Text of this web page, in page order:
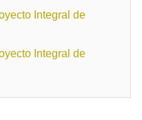
Integral de
Integral de